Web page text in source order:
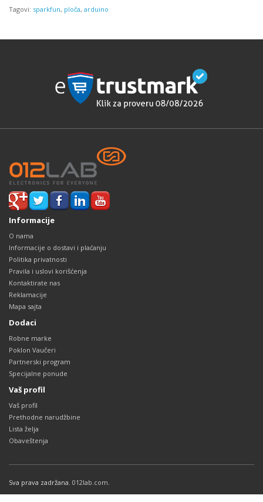
Tagovi: sparkfun, ploča, arduino
Informacije
O nama
Informacije o dostavi i plaćanju
Politika privatnosti
Pravila i uslovi korišćenja
Kontaktirate nas
Reklamacije
Mapa sajta
Dodaci
Robne marke
Poklon Vaučeri
Partnerski program
Specijalne ponude
Vaš profil
Vaš profil
Prethodne narudžbine
Lista želja
Obaveštenja
Sva prava zadržana. 012lab.com.